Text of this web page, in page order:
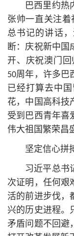
巴西里约热
张帅一直关注
总书记的讲话
断：庆祝新中国
开、庆祝澳门
50周年，许多巴
已经打算去中
花，中国高科技
受到巴西青年喜
伟大祖国繁荣昌
坚定信心拼
习近平总书
次证明，任何艰
活的前进步伐，
兴的历史进程。
矛盾问题不回避